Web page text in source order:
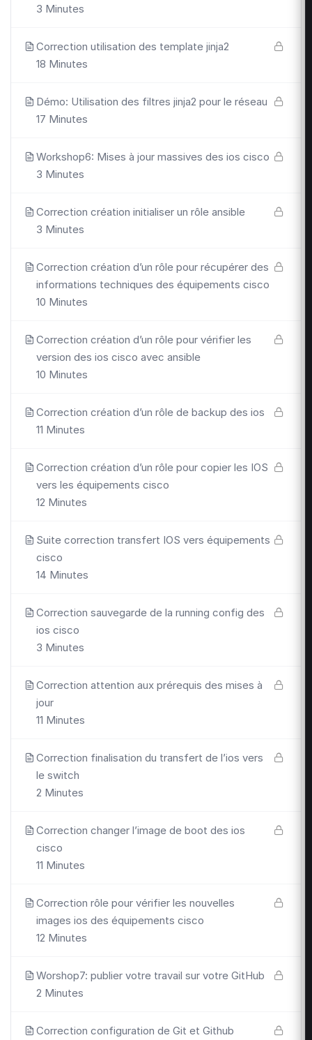
3 Minutes
Correction utilisation des template jinja2
18 Minutes
Démo: Utilisation des filtres jinja2 pour le réseau
17 Minutes
Workshop6: Mises à jour massives des ios cisco
3 Minutes
Correction création initialiser un rôle ansible
3 Minutes
Correction création d’un rôle pour récupérer des
informations techniques des équipements cisco
10 Minutes
Correction création d’un rôle pour vérifier les
version des ios cisco avec ansible
10 Minutes
Correction création d’un rôle de backup des ios
11 Minutes
Correction création d’un rôle pour copier les IOS
vers les équipements cisco
12 Minutes
Suite correction transfert IOS vers équipements
cisco
14 Minutes
Correction sauvegarde de la running config des
ios cisco
3 Minutes
Correction attention aux prérequis des mises à
jour
11 Minutes
Correction finalisation du transfert de l’ios vers
le switch
2 Minutes
Correction changer l’image de boot des ios
cisco
11 Minutes
Correction rôle pour vérifier les nouvelles
images ios des équipements cisco
12 Minutes
Worshop7: publier votre travail sur votre GitHub
2 Minutes
Correction configuration de Git et Github